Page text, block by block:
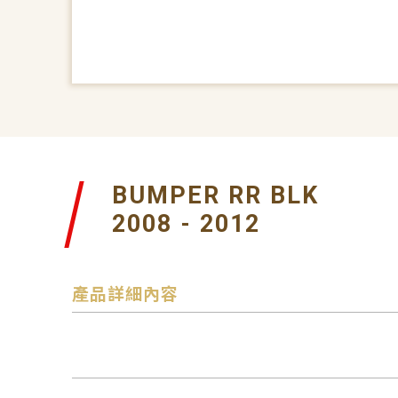
BUMPER RR BLK
2008 - 2012
產品詳細內容